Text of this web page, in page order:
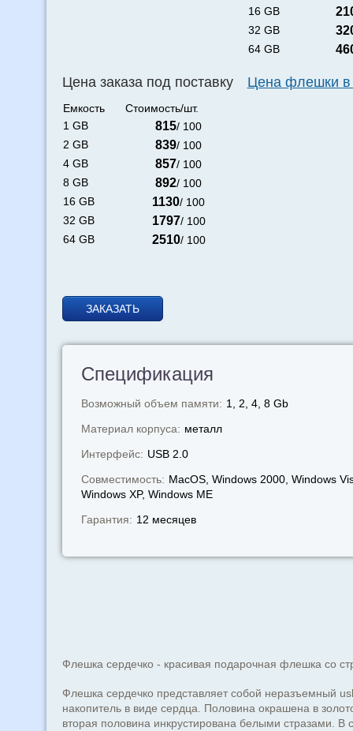
Цена заказа под поставку
Емкость
Стоимость/шт.
1 GB
815/ 100
2 GB
839/ 100
4 GB
857/ 100
8 GB
892/ 100
16 GB
1130/ 100
32 GB
1797/ 100
64 GB
2510/ 100
16 GB
32 GB
64 GB
Цена флешки в
ЗАКАЗАТЬ
Спецификация
Возможный объем памяти: 1, 2, 4, 8 Gb
Материал корпуса: металл
Интерфейс: USB 2.0
Совместимость: MacOS, Windows 2000, Windows
Windows XP, Windows МЕ
Гарантия: 12 месяцев
Флешка сердечко - красивая подарочная флешка со
Флешка сердечко представляет собой неразъемный
накопитель в виде сердца. Половина окрашена в
вторая половина инкрустирована белыми стразами. В